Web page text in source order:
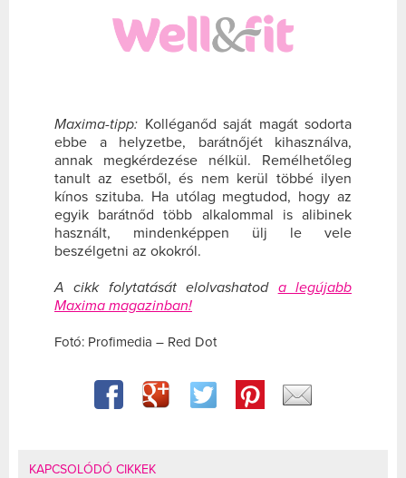
Maxima-tipp: Kolléganőd saját magát sodorta
ebbe a helyzetbe, barátnőjét kihasználva,
annak megkérdezése nélkül. Remélhetőleg
tanult az esetből, és nem kerül többé ilyen
kínos szituba. Ha utólag megtudod, hogy az
egyik barátnőd több alkalommal is alibinek
használt, mindenképpen ülj le vele
beszélgetni az okokról.
A cikk folytatását elolvashatod a legújabb
Maxima magazinban!
Fotó: Profimedia – Red Dot
KAPCSOLÓDÓ CIKKEK